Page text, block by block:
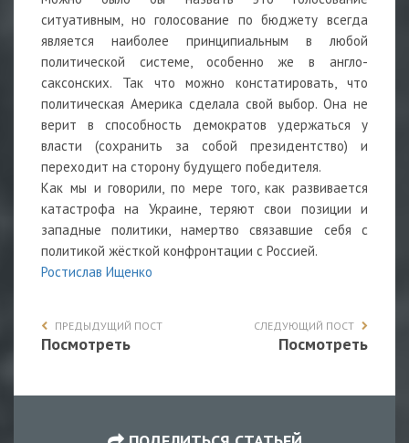
ситуативным, но голосование по бюджету всегда
является наиболее принципиальным в любой
политической системе, особенно же в англо-
саксонских. Так что можно констатировать, что
политическая Америка сделала свой выбор. Она не
верит в способность демократов удержаться у
власти (сохранить за собой президентство) и
переходит на сторону будущего победителя.
Как мы и говорили, по мере того, как развивается
катастрофа на Украине, теряют свои позиции и
западные политики, намертво связавшие себя с
политикой жёсткой конфронтации с Россией.
Ростислав Ищенко
ПРЕДЫДУЩИЙ ПОСТ
Посмотреть
СЛЕДУЮЩИЙ ПОСТ
Посмотреть